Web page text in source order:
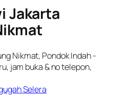
Jakarta
Selera